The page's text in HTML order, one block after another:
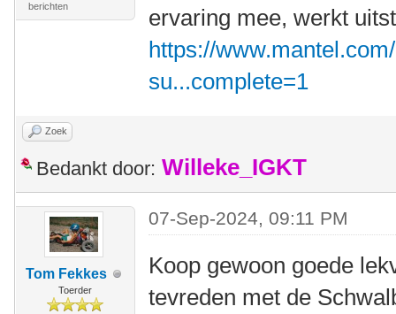
berichten
ervaring mee, werkt
https://
su...complete=1
Zoek
Bedankt door: Willeke_IGKT
Tom Fekkes
Toerder
07-Sep-2024, 09:11 PM
Koop gewoon goede
tevreden met de